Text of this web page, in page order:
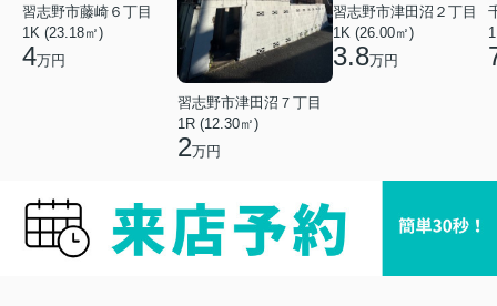
習志野市藤崎６丁目
1K (23.18㎡)
4万円
習志野市津田沼７丁目
1R (12.30㎡)
2万円
習志野市津田沼２丁目
1K (26.00㎡)
3.8万円